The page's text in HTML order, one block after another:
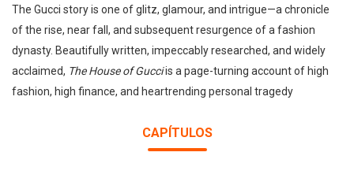
The Gucci story is one of glitz, glamour, and intrigue—a chronicle
of the rise, near fall, and subsequent resurgence of a fashion
dynasty. Beautifully written, impeccably researched, and widely
acclaimed, The House of Gucciis a page-turning account of high
fashion, high finance, and heartrending personal tragedy
CAPÍTULOS